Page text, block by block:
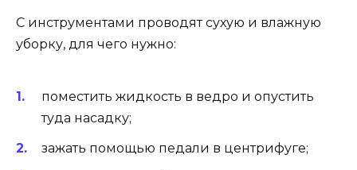
С инструментами проводят сухую и влажную
уборку, для чего нужно:
поместить жидкость в ведро и опустить
туда насадку;
зажать помощью педали в центрифуге;